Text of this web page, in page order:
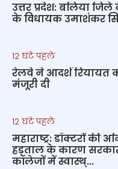
उत्तर प्रदेश: बलिया
के विधायक उमाशंकर
12 घंटे पहले
रेलवे ने आदर्श रियायत
मंजूरी दी
12 घंटे पहले
महाराष्ट्र: डॉक्टरों की
हड़ताल के कारण
कॉलेजों में स्वास्थ्...